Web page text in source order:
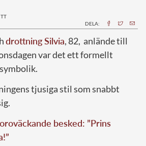
DELA:
drottning Silvia, 82, anlände till
var det ett formellt
tjusiga stil som snabbt
besked: ”Prins